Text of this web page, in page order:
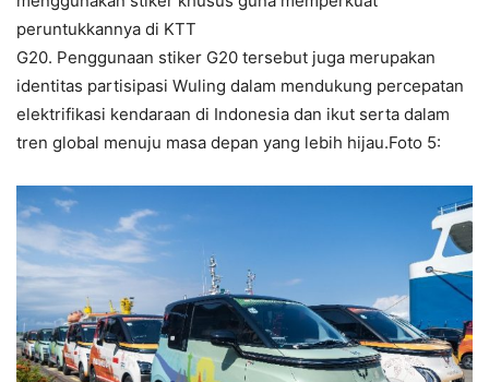
peruntukkannya di KTT
G20. Penggunaan stiker G20 tersebut juga merupakan
identitas partisipasi Wuling dalam mendukung percepatan
elektrifikasi kendaraan di Indonesia dan ikut serta dalam
tren global menuju masa depan yang lebih hijau.Foto 5: